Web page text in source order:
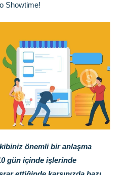
Showtime!
önemli bir anlaşma
gün içinde işlerinde